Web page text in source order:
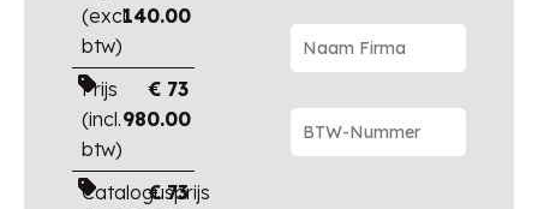
(excl.
btw)
140.00
Prijs
(incl.
btw)
€ 73
980.00
Catalogusprijs
€73